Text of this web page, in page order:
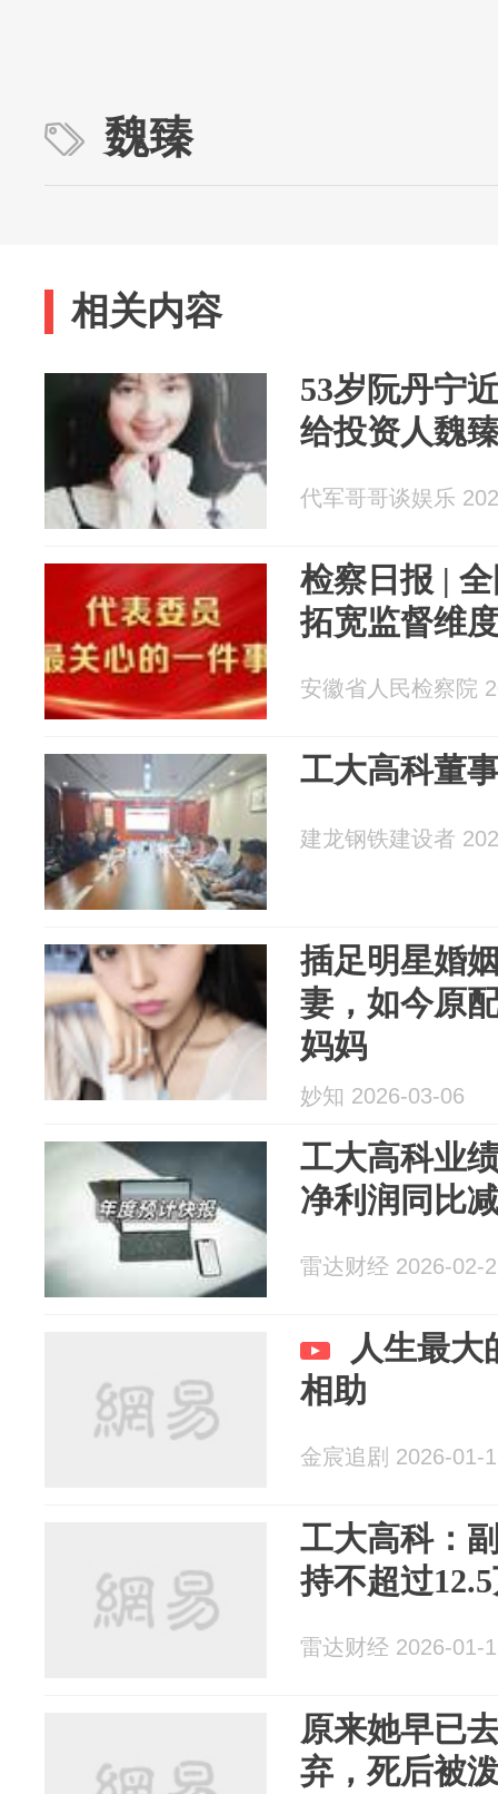
魏臻
相关内容
53岁阮丹宁
给投资人魏
代军哥哥谈娱乐
检察日报 |
拓宽监督维
安徽省人民检察院
工大高科董
建龙钢铁建设者
插足明星婚
妻，如今原
妈妈
妙知 2026-03-06
工大高科业
净利润同比
雷达财经 2026-02-
人生最大
相助
金宸追剧 2026-01-
工大高科：
持不超过
雷达财经 2026-01-
原来她早已
弃，死后被